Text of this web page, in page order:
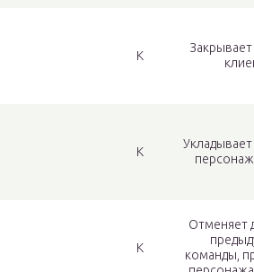
К
К
К
Отменяет
команды,